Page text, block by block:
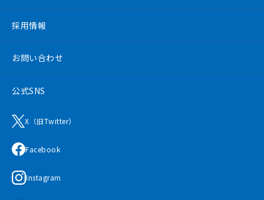
採用情報
お問い合わせ
公式SNS
X（旧Twitter）
Facebook
Instagram